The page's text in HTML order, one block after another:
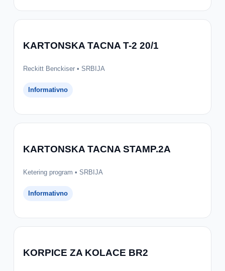
KARTONSKA TACNA T-2 20/1
Reckitt Benckiser • SRBIJA
Informativno
KARTONSKA TACNA STAMP.2A
Ketering program • SRBIJA
Informativno
KORPICE ZA KOLACE BR2